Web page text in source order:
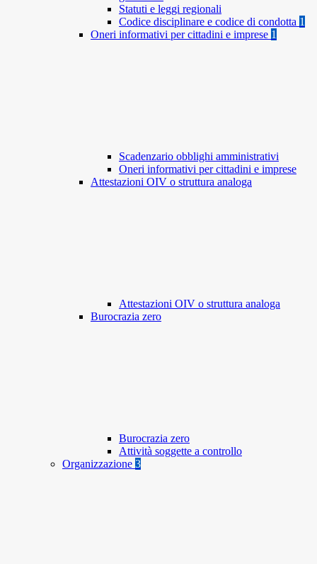
Statuti e leggi regionali
Codice disciplinare e codice di condotta 1
Oneri informativi per cittadini e imprese 1
Scadenzario obblighi amministrativi
Oneri informativi per cittadini e imprese
Attestazioni OIV o struttura analoga
Attestazioni OIV o struttura analoga
Burocrazia zero
Burocrazia zero
Attività soggette a controllo
Organizzazione 3